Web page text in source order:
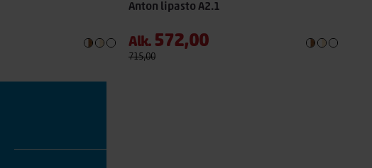
Anton lipasto A2.1
Alk. 572,00
715,00